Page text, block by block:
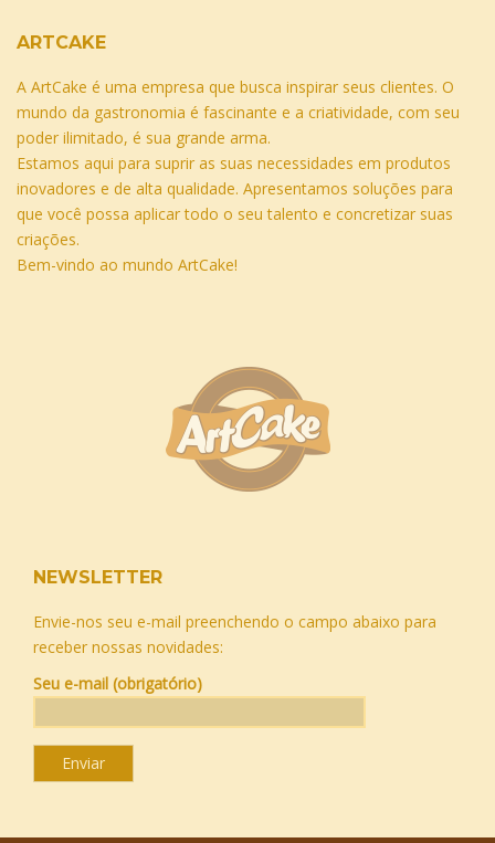
ARTCAKE
A ArtCake é uma empresa que busca inspirar seus clientes. O
mundo da gastronomia é fascinante e a criatividade, com seu
poder ilimitado, é sua grande arma.
Estamos aqui para suprir as suas necessidades em produtos
inovadores e de alta qualidade. Apresentamos soluções para
que você possa aplicar todo o seu talento e concretizar suas
criações.
Bem-vindo ao mundo ArtCake!
NEWSLETTER
Envie-nos seu e-mail preenchendo o campo abaixo para
receber nossas novidades:
Seu e-mail (obrigatório)